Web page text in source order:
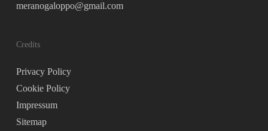
meranogaloppo@gmail.com
Credits
Privacy Policy
Cookie Policy
Impressum
Sitemap